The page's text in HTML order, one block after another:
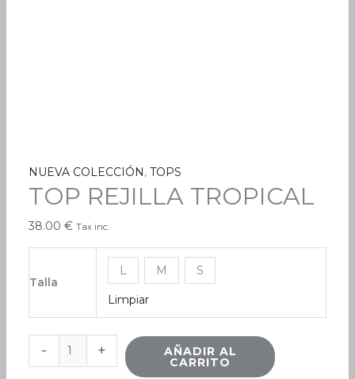
NUEVA COLECCIÓN, TOPS
TOP REJILLA TROPICAL
38.00 € Tax inc.
Talla
L M S
Limpiar
-
TOP
REJILLA
cantidad
+ AÑADIR AL
CARRITO